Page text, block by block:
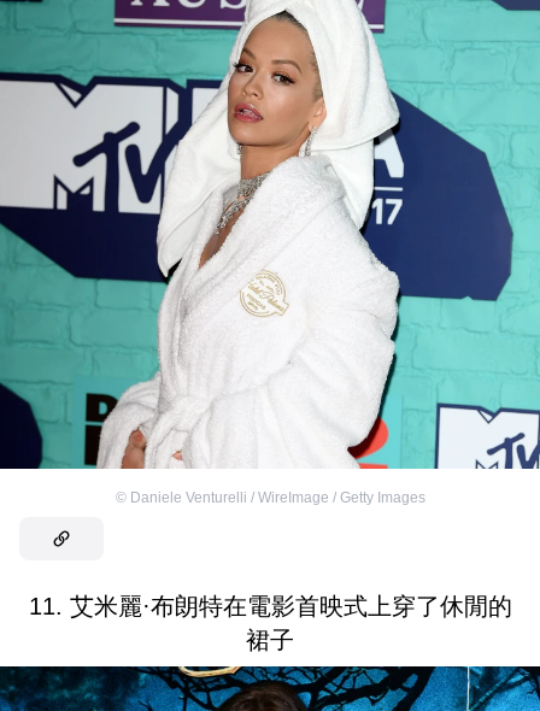
© Daniele Venturelli / WireImage / Getty Images
11. 艾米麗·布朗特在電影首映式上穿了休閒的
裙子